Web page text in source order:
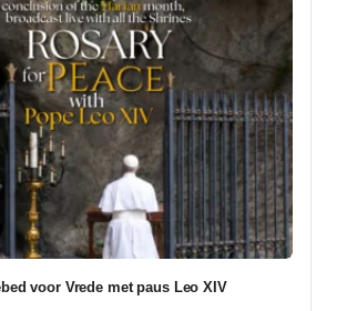
voor Vrede met paus Leo XIV